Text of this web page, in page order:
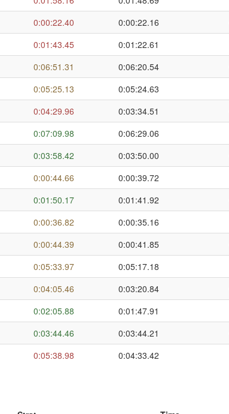
0:00:22.40 0:00:22.16
0:01:43.45 0:01:22.61
0:06:51.31 0:06:20.54
0:05:25.13 0:05:24.63
0:04:29.96 0:03:34.51
0:07:09.98 0:06:29.06
0:03:58.42 0:03:50.00
0:00:44.66 0:00:39.72
0:01:50.17 0:01:41.92
0:00:36.82 0:00:35.16
0:00:44.39 0:00:41.85
0:05:33.97 0:05:17.18
0:04:05.46 0:03:20.84
0:02:05.88 0:01:47.91
0:03:44.46 0:03:44.21
0:05:38.98 0:04:33.42